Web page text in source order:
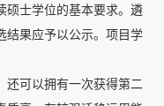
硕士学位的基本要求。遴
结果应予以公示。项目学
还可以拥有一次获得第二